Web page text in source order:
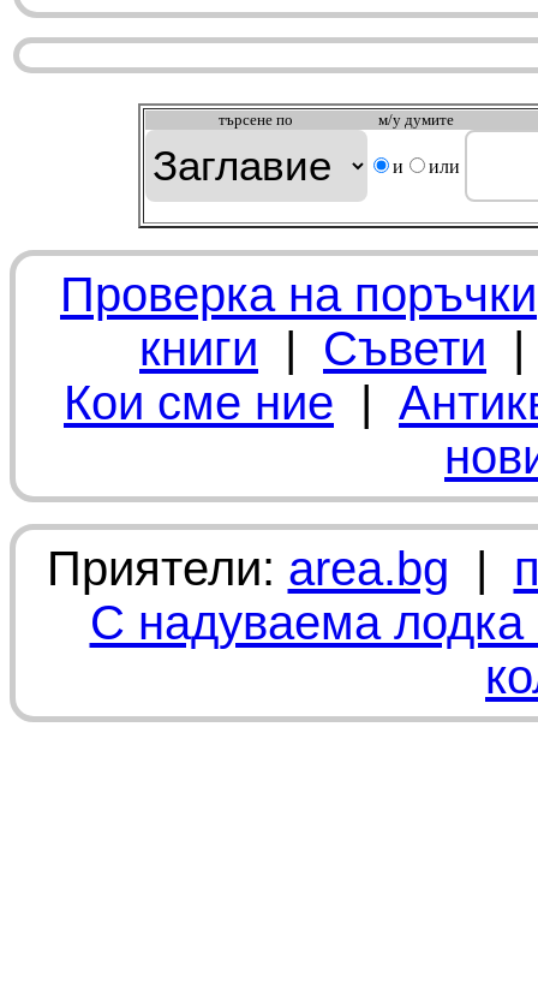
търсeне по м/у думите
и или
Проверка на поръчки
книги | Съвети
Кои сме ние |
Приятели: area.bg |
С надуваема лодка